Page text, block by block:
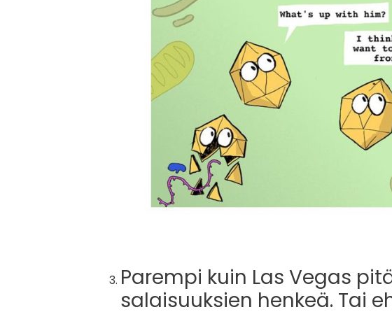
Parempi kuin Las Vegas
salaisuuksien henkeä. Tai